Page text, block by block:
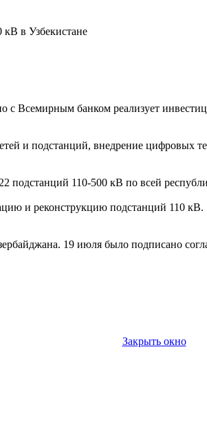
кВ в Узбекистане
с Всемирным банком реализует
и подстанций, внедрение цифровых
подстанций 110-500 кВ по всей
и реконструкцию подстанций 110
19 июля было подписано
Закрыть окно